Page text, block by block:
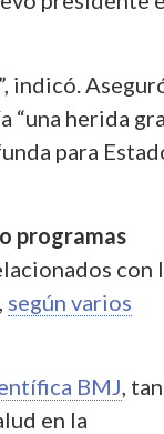
”, indicó.
“una herida
para
programas
con
según varios
BMJ ,
en la